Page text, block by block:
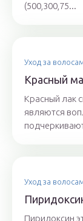
(500,300,75...
Уход за
Красный
Красный лак
являются
Уход за
Пиридоксин